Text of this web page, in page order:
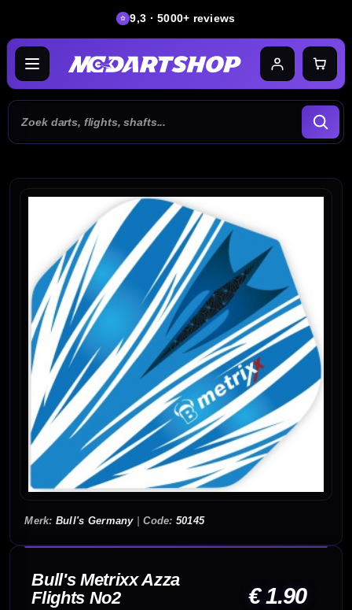
9,3 · 5000+ reviews
Bull's Germany| 50145
Bull's Metrixx Azza
Flights No2
€ 1.90